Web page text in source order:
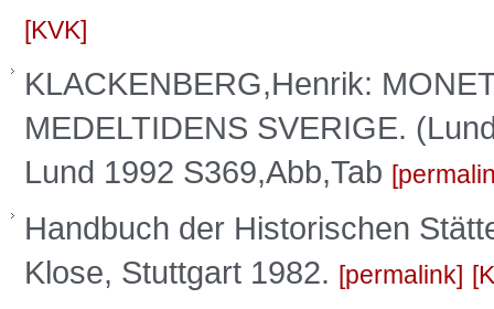
KVK
KLACKENBERG,Henrik:
MEDELTIDENS SVERIGE.
Lund 1992 S369,Abb,Tab
Handbuch der Historischen
Klose, Stuttgart 1982.
permalink